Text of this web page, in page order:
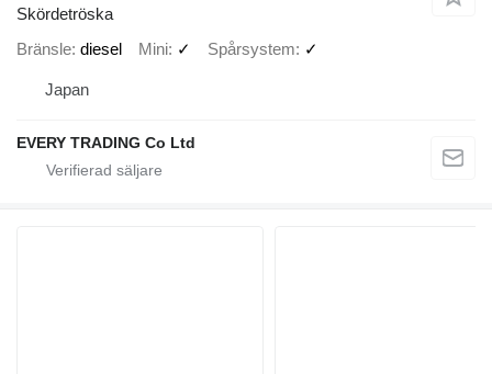
Skördetröska
Bränsle diesel Mini ✓ Spårsystem ✓
Japan
EVERY TRADING Co Ltd